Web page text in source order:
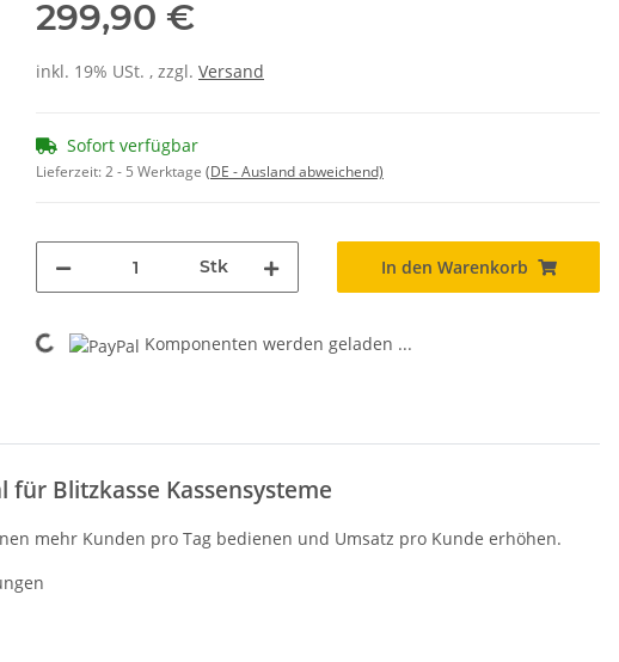
299,90 €
inkl. 19% USt. , zzgl. Versand
Sofort verfügbar
Lieferzeit:2 - 5 Werktage (DE - Ausland abweichend)
Stk In den Warenkorb
Loading... Komponenten werden geladen ...
Blitzkasse Kassensysteme
mehr Kunden pro Tag bedienen und Umsatz pro Kunde erhöhen.